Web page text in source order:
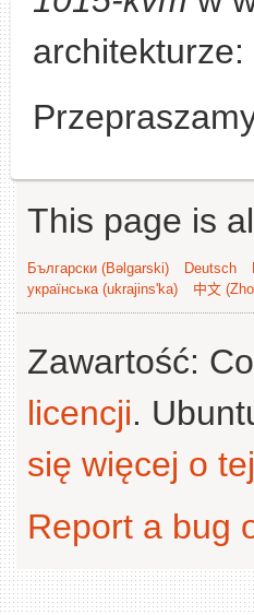
architekturze:
This page is
Български (Bəlgarski) Deutsch
українська (ukrajins'ka)
中文
Zawartość:
licencji.
się więcej o
Report a bug